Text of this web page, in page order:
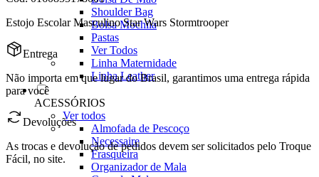
Shoulder Bag
Bolsa Mochila
Pastas
Ver Todos
Linha Maternidade
Linha Leather
ACESSÓRIOS
Ver todos
Almofada de Pescoço
Necessaire
Frasqueira
Organizador de Mala
Estojo Escolar Masculino Star Wars Stormtrooper
Entrega
Não importa em que lugar do Brasil, garantimos uma entrega rápida
para você
Devoluções
As trocas e devolução de pedidos devem ser solicitados pelo Troque
Fácil, no site.